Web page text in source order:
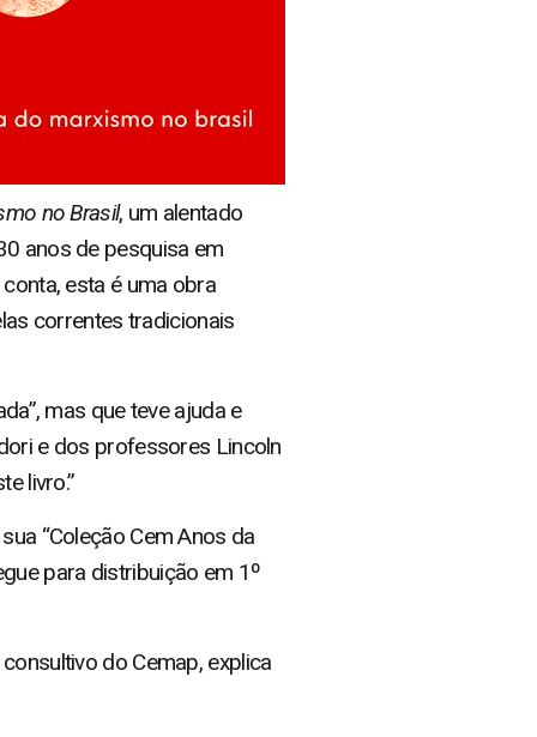
no Brasil, um alentado
anos de pesquisa em
esta é uma obra
correntes tradicionais
mas que teve ajuda e
e dos professores Lincoln
livro.”
“Coleção Cem Anos da
para distribuição em 1º
do Cemap, explica